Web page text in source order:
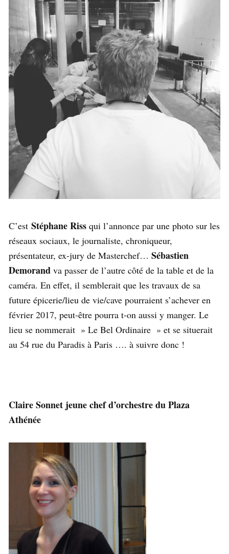
C’est Stéphane Riss qui l’annonce par une photo sur les
réseaux sociaux, le journaliste, chroniqueur,
présentateur, ex-jury de Masterchef… Sébastien
Demorand va passer de l’autre côté de la table et de la
caméra. En effet, il semblerait que les travaux de sa
future épicerie/lieu de vie/cave pourraient s’achever en
février 2017, peut-être pourra t-on aussi y manger. Le
lieu se nommerait » Le Bel Ordinaire » et se situerait
au 54 rue du Paradis à Paris …. à suivre donc !
Claire Sonnet jeune chef d’orchestre du Plaza
Athénée